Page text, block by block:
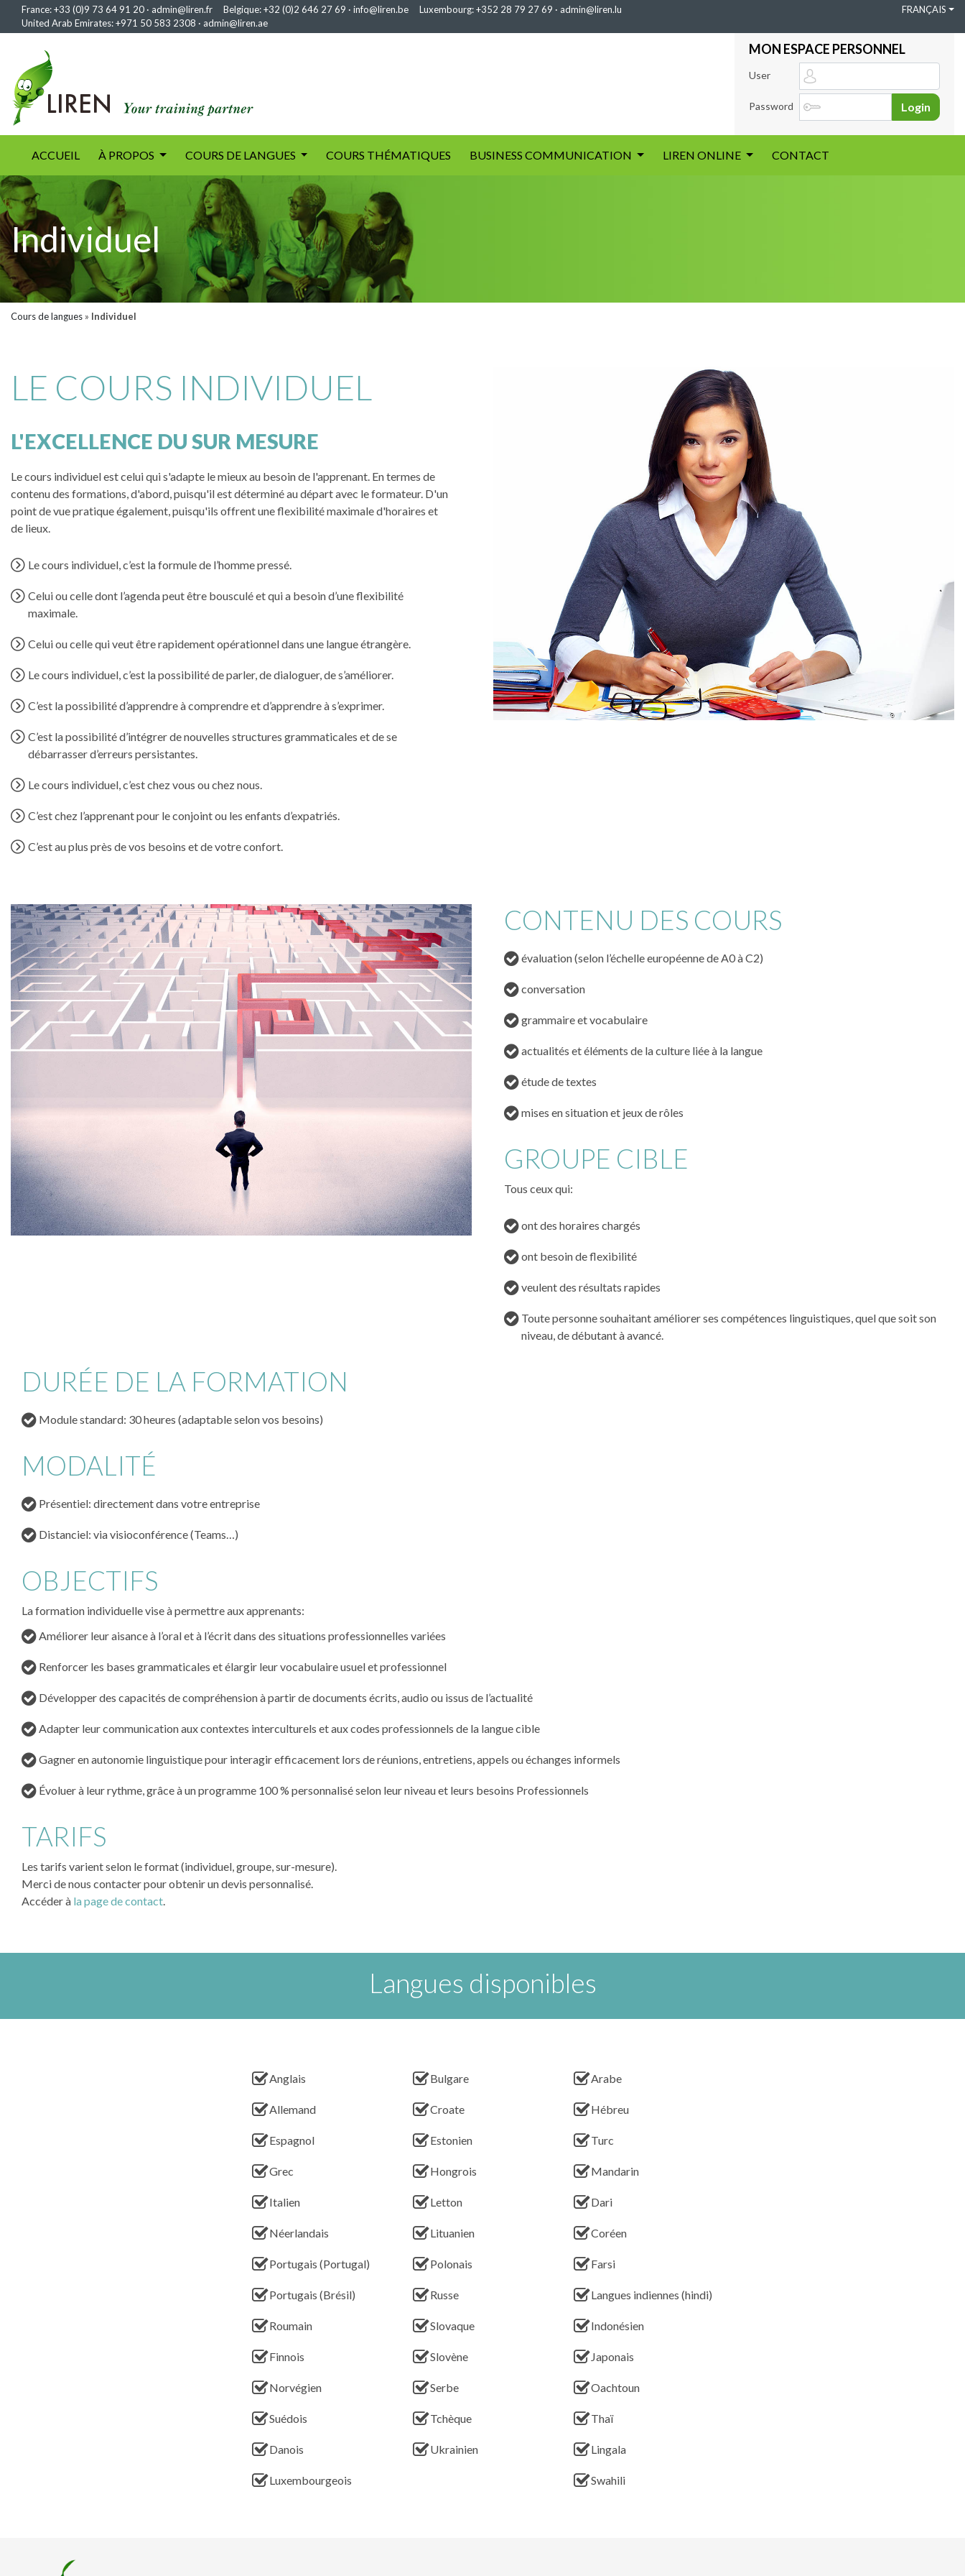
France:+33 (0)9 73 64 91 20 · admin@liren.fr Belgique:+32 (0)2 646 27 69 · info@liren.be Luxembourg:+352 28 79 27 69 · admin@liren.lu
United Arab Emirates:+971 50 583 2308 · admin@liren.ae
FRANÇAIS
MON ESPACE PERSONNEL
User
Password Login
ACCUEIL (current)
À PROPOS COURS DE LANGUES COURS THÉMATIQUES BUSINESS COMMUNICATION LIREN ONLINE CONTACT
Individuel
Cours de langues » Individuel
LE COURS INDIVIDUEL
L'EXCELLENCE DU SUR MESURE
Le cours individuel est celui qui s'adapte le mieux au besoin de l'apprenant. En termes de
contenu des formations, d'abord, puisqu'il est déterminé au départ avec le formateur. D'un
point de vue pratique également, puisqu'ils offrent une flexibilité maximale d'horaires et
de lieux.
Le cours individuel, c’est la formule de l’homme pressé.
Celui ou celle dont l’agenda peut être bousculé et qui a besoin d’une flexibilité
maximale.
Celui ou celle qui veut être rapidement opérationnel dans une langue étrangère.
Le cours individuel, c’est la possibilité de parler, de dialoguer, de s’améliorer.
C’est la possibilité d’apprendre à comprendre et d’apprendre à s’exprimer.
C’est la possibilité d’intégrer de nouvelles structures grammaticales et de se
débarrasser d’erreurs persistantes.
Le cours individuel, c’est chez vous ou chez nous.
C’est chez l’apprenant pour le conjoint ou les enfants d’expatriés.
C’est au plus près de vos besoins et de votre confort.
CONTENU DES COURS
évaluation (selon l’échelle européenne de A0 à C2)
conversation
grammaire et vocabulaire
actualités et éléments de la culture liée à la langue
étude de textes
mises en situation et jeux de rôles
GROUPE CIBLE
Tous ceux qui:
ont des horaires chargés
ont besoin de flexibilité
veulent des résultats rapides
Toute personne souhaitant améliorer ses compétences linguistiques, quel que soit son
niveau, de débutant à avancé.
DURÉE DE LA FORMATION
Module standard: 30 heures (adaptable selon vos besoins)
MODALITÉ
Présentiel: directement dans votre entreprise
Distanciel: via visioconférence (Teams…)
OBJECTIFS
La formation individuelle vise à permettre aux apprenants:
Améliorer leur aisance à l’oral et à l’écrit dans des situations professionnelles variées
Renforcer les bases grammaticales et élargir leur vocabulaire usuel et professionnel
Développer des capacités de compréhension à partir de documents écrits, audio ou issus de l’actualité
Adapter leur communication aux contextes interculturels et aux codes professionnels de la langue cible
Gagner en autonomie linguistique pour interagir efficacement lors de réunions, entretiens, appels ou échanges informels
Évoluer à leur rythme, grâce à un programme 100 % personnalisé selon leur niveau et leurs besoins Professionnels
TARIFS
Les tarifs varient selon le format (individuel, groupe, sur-mesure).
Merci de nous contacter pour obtenir un devis personnalisé.
Accéder à la page de contact.
Langues disponibles
Anglais
Allemand
Espagnol
Grec
Italien
Néerlandais
Portugais (Portugal)
Portugais (Brésil)
Roumain
Finnois
Norvégien
Suédois
Danois
Luxembourgeois
Bulgare
Croate
Estonien
Hongrois
Letton
Lituanien
Polonais
Russe
Slovaque
Slovène
Serbe
Tchèque
Ukrainien
Arabe
Hébreu
Turc
Mandarin
Dari
Coréen
Farsi
Langues indiennes (hindi)
Indonésien
Japonais
Oachtoun
Thaï
Lingala
Swahili